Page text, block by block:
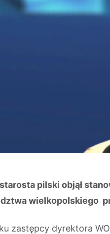
starosta pilski objął
wielkopolskiego
zastępcy dyrektora